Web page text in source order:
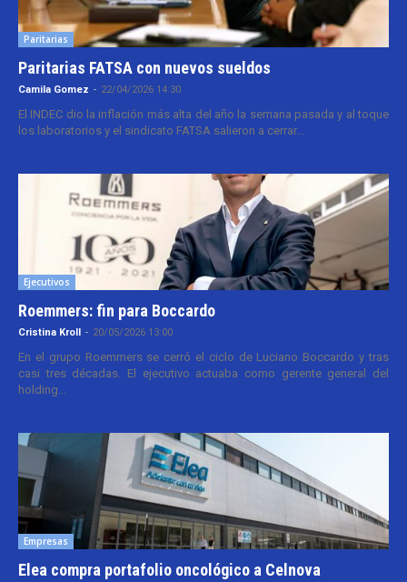
Paritarias
Paritarias FATSA con nuevos sueldos
Camila Gomez - 22/04/2026 14:30
El INDEC dio la inflación más alta del año la semana pasada y al toque
los laboratorios y el sindicato FATSA salieron a cerrar...
Ejecutivos
Roemmers: fin para Boccardo
Cristina Kroll - 20/05/2026 13:00
En el grupo Roemmers se cerró el ciclo de Luciano Boccardo y tras
casi tres décadas. El ejecutivo actuaba como gerente general del
holding...
Empresas
Elea compra portafolio oncológico a Celnova